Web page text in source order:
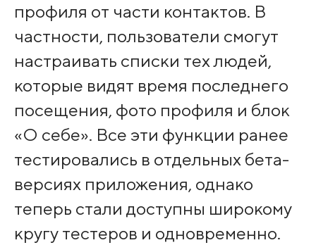
профиля от части контактов. В
частности, пользователи смогут
настраивать списки тех людей,
которые видят время последнего
посещения, фото профиля и блок
«О себе». Все эти функции ранее
тестировались в отдельных бета-
версиях приложения, однако
теперь стали доступны широкому
кругу тестеров и одновременно.